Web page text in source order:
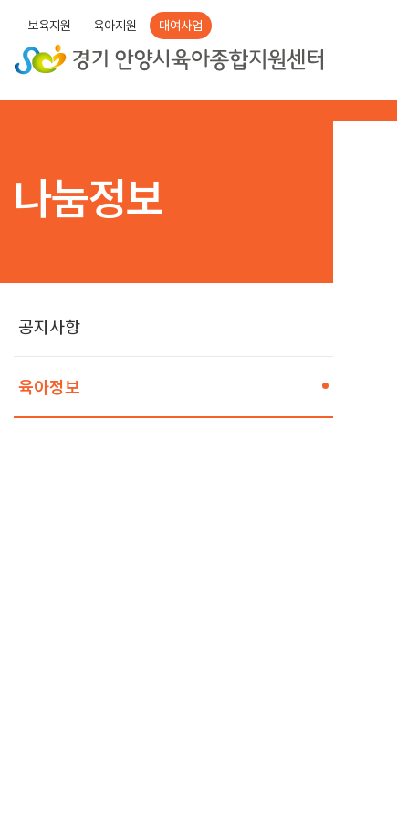
보육지원 육아지원 대여사업
나눔정보
공지사항
육아정보